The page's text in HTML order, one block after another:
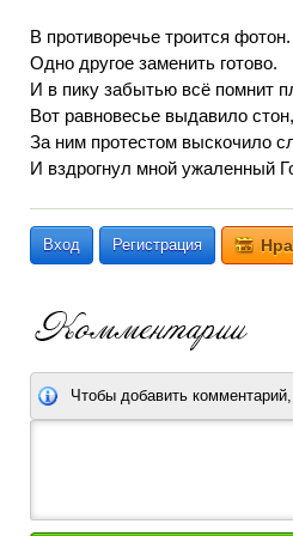
В противоречье троится фотон.
Одно другое заменить готово.
И в пику забытью всё помнит
Вот равновесье выдавило стон,
За ним протестом выскочило
И вздрогнул мной ужаленный
Вход Регистрация
Чтобы добавить комментарий,